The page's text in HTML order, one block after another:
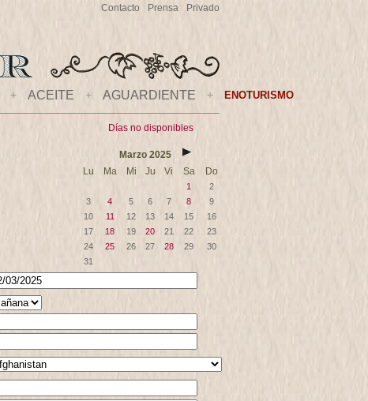
Privado
Prensa
Contacto
+ ACEITE + AGUARDIENTE + ENOTURISMO
Días no disponibles
Marzo 2025
Lu
Ma Mi Ju Vi Sa Do
1
2
3
4 5 6 7 8
9
10
11 12 13 14 15
16
17
18 19 20 21 22
23
24
25 26 27 28 29
30
31